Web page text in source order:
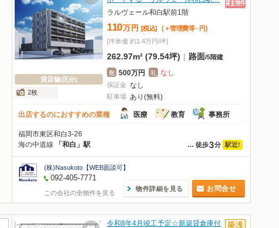
貸店舗(区分)
2枚
ラルヴェール和白駅前1階
110万 円 [税込] (＋管理費等 - 円)
[坪単価 約1.4万円/坪]
262.97m² (79.54坪) | 路面/5階建
敷 500万円 礼 なし
保証金 なし
駐車場 あり(無料)
出店するのにおすすめの業種 医療 教育 事務所
福岡市東区和白3-26
… 徒歩3分 駅近!
海の中道線 「和白」駅
(株)Nasukoto【WEB面談可】
092-405-7771
この会社の全物件を見る
物件詳細を見る お問合せ
令和8年4月竣工予定☆新築貸倉庫付